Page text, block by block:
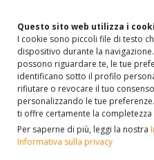
Questo sito web utilizza i
I cookie sono piccoli file di testo
dispositivo durante la
possono riguardare te, le tue
identificano sotto il profilo
rifiutare o revocare il tuo
personalizzando le tue
ti offre certamente la
Per saperne di più, leggi la nostra
Informativa sulla privacy
Home VETRINA CARTA DA
Carte da
vicinilche e